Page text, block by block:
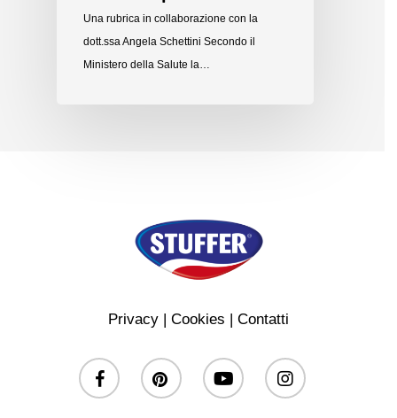
Una rubrica in collaborazione con la
dott.ssa Angela Schettini Secondo il
Ministero della Salute la…
Privacy Cookies Contatti
facebook pinterest youtube instagram